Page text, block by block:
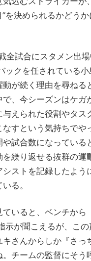
を決められるかどう
全試合にスタメン出
ックを任されている
が続く理由を尋ねる
、今シーズンはケガ
与えられた役割やタス
すという気持ちでや
試合数になっている
を繰り返せる抜群の運
シストを記録したよう
る。
いると、ベンチから
示が聞こえるが、こ
さんからしか『さっ
チームの監督にそう